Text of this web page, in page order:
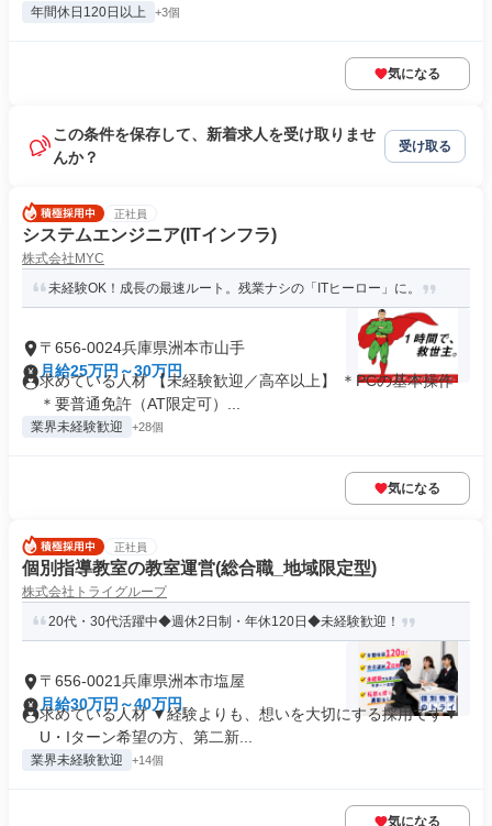
年間休日120日以上 +3個
気になる
この条件を保存して、新着求人を受け取りませ
んか？
受け取る
正社員
システムエンジニア(ITインフラ)
株式会社MYC
未経験OK！成長の最速ルート。残業ナシの「ITヒーロー」に。
〒656-0024兵庫県洲本市山手
月給25万円～30万円
求めている人材 【未経験歓迎／高卒以上】 ＊PCの基本操作
＊要普通免許（AT限定可）...
業界未経験歓迎 +28個
気になる
正社員
個別指導教室の教室運営(総合職_地域限定型)
株式会社トライグループ
20代・30代活躍中◆週休2日制・年休120日◆未経験歓迎！
〒656-0021兵庫県洲本市塩屋
月給30万円～40万円
求めている人材 ▼経験よりも、想いを大切にする採用です▼
U・Iターン希望の方、第二新...
業界未経験歓迎 +14個
気になる